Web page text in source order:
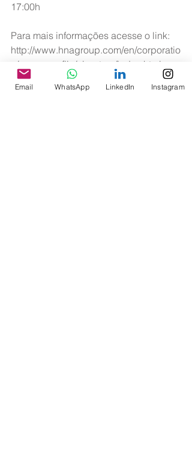
17:00h
Para mais informações acesse o link:
http://www.hnagroup.com/en/corporatio
n/group-profile/about-us/index.html
Diretoria ASAGOL
Email WhatsApp LinkedIn Instagram